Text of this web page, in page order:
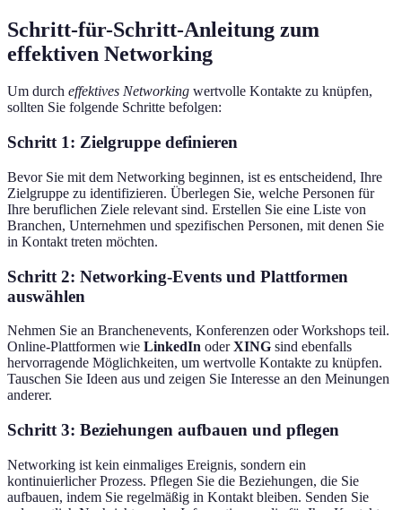
Schritt-für-Schritt-Anleitung zum
effektiven Networking
Um durch effektives Networking wertvolle Kontakte zu knüpfen,
sollten Sie folgende Schritte befolgen:
Schritt 1: Zielgruppe definieren
Bevor Sie mit dem Networking beginnen, ist es entscheidend, Ihre
Zielgruppe zu identifizieren. Überlegen Sie, welche Personen für
Ihre beruflichen Ziele relevant sind. Erstellen Sie eine Liste von
Branchen, Unternehmen und spezifischen Personen, mit denen Sie
in Kontakt treten möchten.
Schritt 2: Networking-Events und Plattformen
auswählen
Nehmen Sie an Branchenevents, Konferenzen oder Workshops teil.
Online-Plattformen wie LinkedIn oderXING sind ebenfalls
hervorragende Möglichkeiten, um wertvolle Kontakte zu knüpfen.
Tauschen Sie Ideen aus und zeigen Sie Interesse an den Meinungen
anderer.
Schritt 3: Beziehungen aufbauen und pflegen
Networking ist kein einmaliges Ereignis, sondern ein
kontinuierlicher Prozess. Pflegen Sie die Beziehungen, die Sie
aufbauen, indem Sie regelmäßig in Kontakt bleiben. Senden Sie